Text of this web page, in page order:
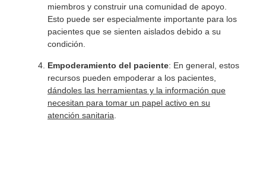
miembros y construir una comunidad de apoyo.
Esto puede ser especialmente importante para los
pacientes que se sienten aislados debido a su
condición.
Empoderamiento del paciente: En general, estos
recursos pueden empoderar a los pacientes,
dándoles las herramientas y la información que
necesitan para tomar un papel activo en su
atención sanitaria.